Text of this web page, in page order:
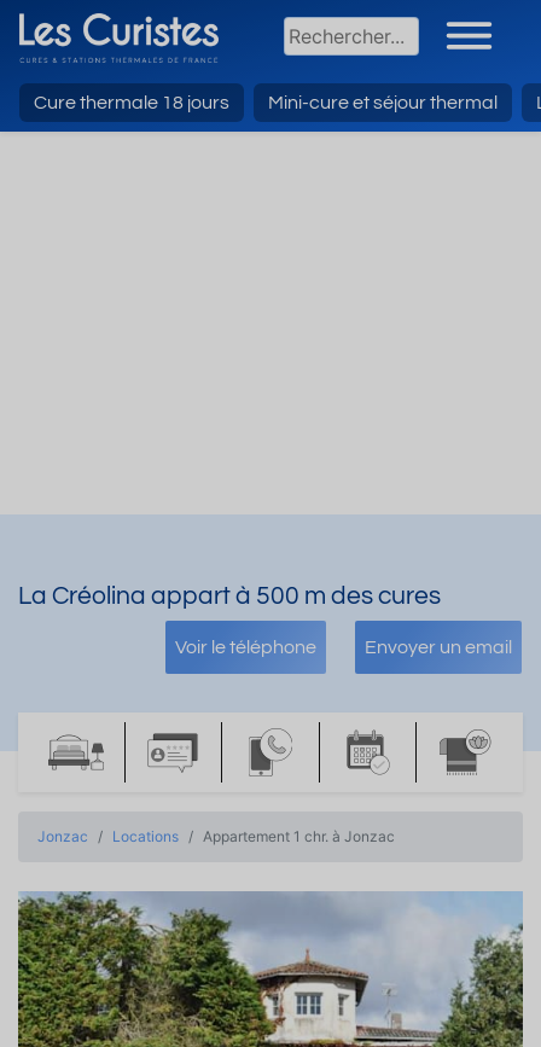
Cure thermale 18 jours Mini-cure et séjour thermal
La Créolina appart à 500 m des cures
Voir le téléphone Envoyer un email
Jonzac Locations Appartement 1 chr. à Jonzac